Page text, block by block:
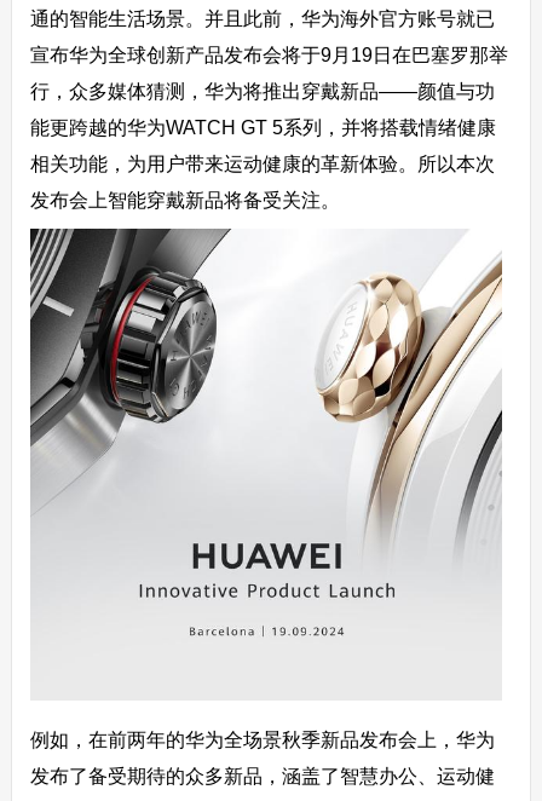
通的智能生活场景。并且此前，华为海外官方账号就已
宣布华为全球创新产品发布会将于9月19日在巴塞罗那举
行，众多媒体猜测，华为将推出穿戴新品——颜值与功
能更跨越的华为WATCH GT 5系列，并将搭载情绪健康
相关功能，为用户带来运动健康的革新体验。所以本次
发布会上智能穿戴新品将备受关注。
例如，在前两年的华为全场景秋季新品发布会上，华为
发布了备受期待的众多新品，涵盖了智慧办公、运动健